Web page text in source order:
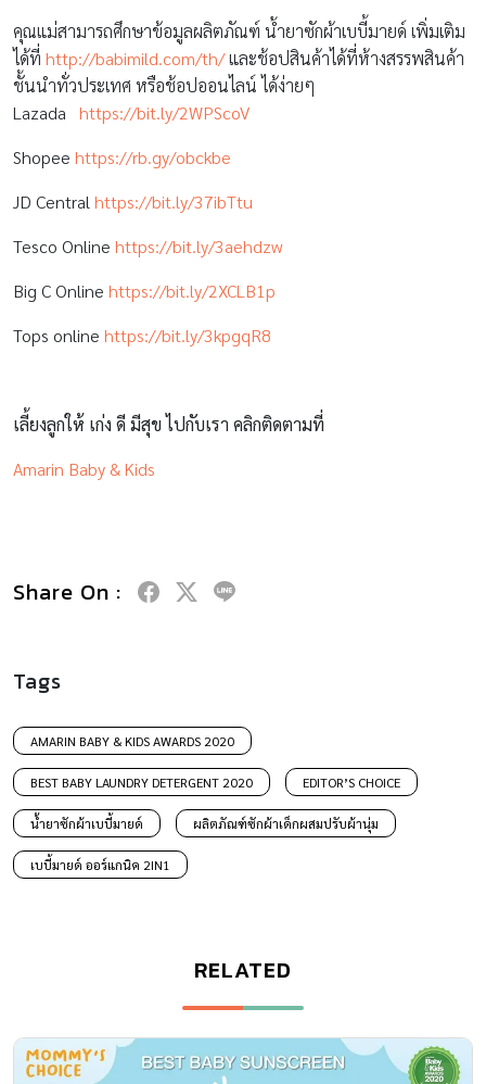
คุณแม่สามารถศึกษาข้อมูลผลิตภัณฑ์ น้ำยาซักผ้าเบบี้มายด์ เพิ่มเติม
ได้ที่ http://babimild.com/th/และช้อปสินค้าได้ที่ห้างสรรพสินค้า
ชั้นนำทั่วประเทศ หรือช้อปออนไลน์ ได้ง่ายๆ
Lazada https://bit.ly/2WPScoV
Shopee https://rb.gy/obckbe
JD Centralhttps://bit.ly/37ibTtu
Tesco Online https://bit.ly/3aehdzw
Big C Online https://bit.ly/2XCLB1p
Tops online https://bit.ly/3kpgqR8
เลี้ยงลูกให้ เก่ง ดี มีสุข ไปกับเรา คลิกติดตามที่
Amarin Baby & Kids
Share On :
Tags
AMARIN BABY & KIDS AWARDS 2020
BEST BABY LAUNDRY DETERGENT 2020 EDITOR’S CHOICE
น้ำยาซักผ้าเบบี้มายด์ ผลิตภัณฑ์ซักผ้าเด็กผสมปรับผ้านุ่ม
เบบี้มายด์ ออร์แกนิค 2IN1
RELATED